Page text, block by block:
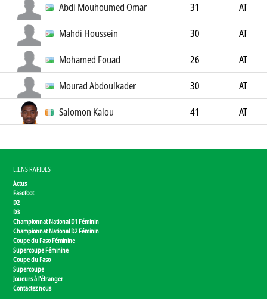
Abdi Mouhoumed Omar 31
AT
Mahdi Houssein
30
AT
Mohamed Fouad
26
AT
Mourad Abdoulkader
30
AT
Salomon Kalou
41 AT
LIENS RAPIDES
Actus
Fasofoot
D2
D3
Championnat National D1 Féminin
Championnat National D2 Féminin
Coupe du Faso Féminine
Supercoupe Féminine
Coupe du Faso
Supercoupe
Joueurs à l'étranger
Contactez nous